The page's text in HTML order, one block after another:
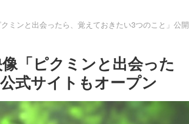
ミンと出会ったら、覚えておきたい3つのこと」公開
「ピクミンと出会った
式サイトもオープン